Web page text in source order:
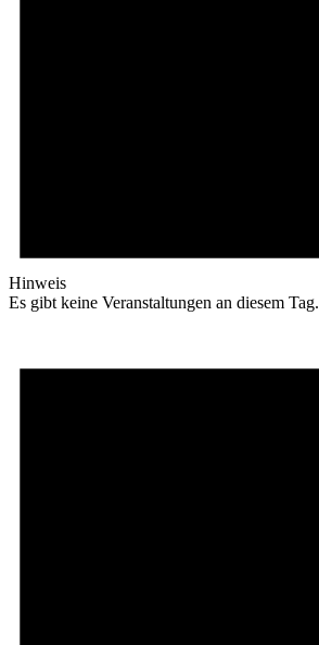
Hinweis
Es gibt keine Veranstaltungen an diesem Tag.